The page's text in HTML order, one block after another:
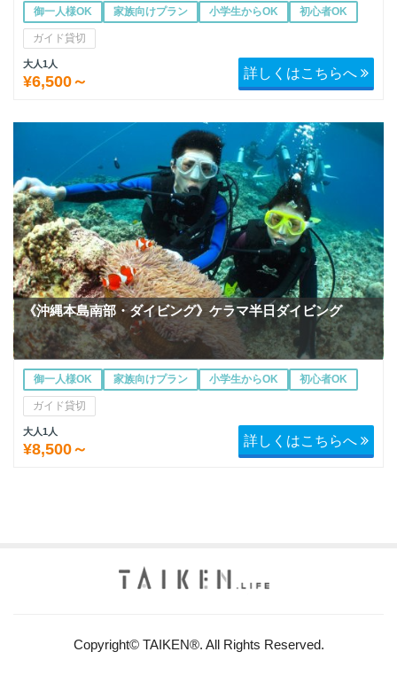
御一人様OK 家族向けプラン 小学生からOK 初心者OK
ガイド貸切
大人1人
¥6,500～ 詳しくはこちらへ
《沖縄本島南部・ダイビング》ケラマ半日ダイビング
御一人様OK 家族向けプラン 小学生からOK 初心者OK
ガイド貸切
大人1人
¥8,500～ 詳しくはこちらへ
Copyright© TAIKEN®. All Rights Reserved.